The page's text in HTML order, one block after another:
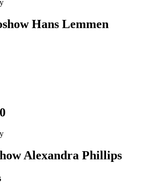
Hans Lemmen
Alexandra Phillips